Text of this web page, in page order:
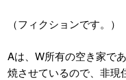
（フィクションです。）
Aは、W所有の空き家で
焼させているので、非現